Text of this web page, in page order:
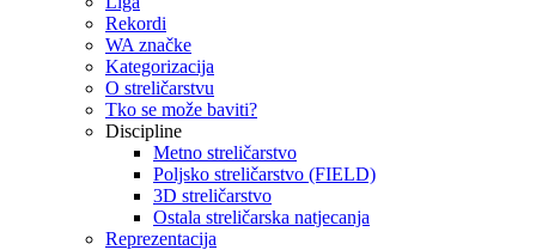
Rekordi
WA značke
Kategorizacija
O streličarstvu
Tko se može baviti?
Discipline
Metno streličarstvo
Poljsko streličarstvo (FIELD)
3D streličarstvo
Ostala streličarska natjecanja
Reprezentacija